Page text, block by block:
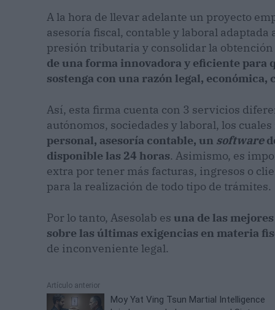
A la hora de llevar adelante un proyecto
asesoría fiscal, contable y laboral
presión tributaria y consolidar la
de una forma innovadora y eficiente para
sostenga con una razón legal, económica,
Así, esta firma cuenta con 3 servicios
autónomos, sociedades y laboral, los
personal, asesoría contable, un software
disponible las 24 horas. Asimismo, es
extra por tener más facturas, ingresos o
para la realización de todo tipo de trámites.
Por lo tanto, Asesolab es una de las
sobre las últimas exigencias en materia
de inconveniente legal.
Artículo anterior
Moy Yat Ving Tsun Martial Intelligence